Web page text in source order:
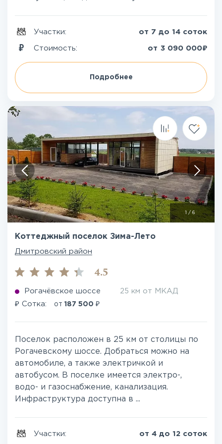
Участки: от 7 до 14 соток
Стоимость: от 3 090 000₽
Подробнее
/ 6
Коттеджный поселок Зима-Лето
Дмитровский район
4.5
Рогачёвское шоссе 25 км от МКАД
₽ Сотка: от 187 500 ₽
Поселок расположен в 25 км от столицы по
Рогачевскому шоссе. Добраться можно на
автомобиле, а также электричкой и
автобусом. В поселке имеется электро-,
водо- и газоснабжение, канализация.
Инфраструктура доступна в ...
Участки: от 4 до 12 соток